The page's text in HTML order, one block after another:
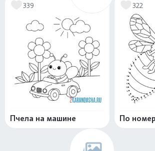
339
Пчела на машине
322
По